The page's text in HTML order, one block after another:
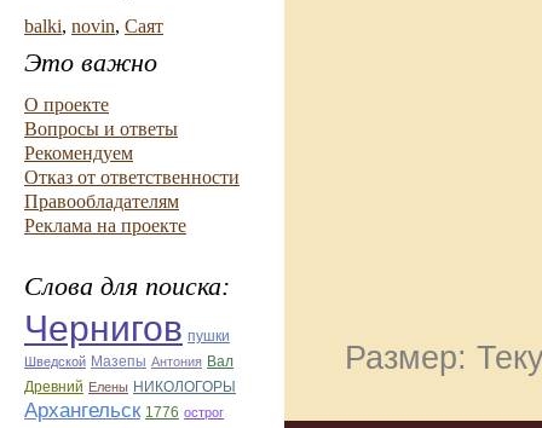
balki, novin, Саят
Это важно
О проекте
Вопросы и ответы
Рекомендуем
Отказ от ответственности
Правообладателям
Реклама на проекте
Слова для поиска:
Чернигов пушки
Шведской Мазепы Антония Вал
Древний Елены НИКОЛОГОРЫ
Архангельск 1776 острог
Размер: